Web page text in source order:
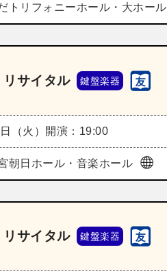
トリフォニーホール・大ホール
サイタル 鍵盤楽器
（火） 開演：19:00
朝日ホール・音楽ホール
サイタル 鍵盤楽器